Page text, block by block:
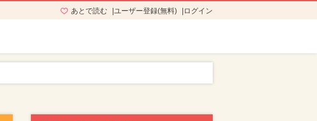
あとで読む ユーザー登録(無料) ログイン